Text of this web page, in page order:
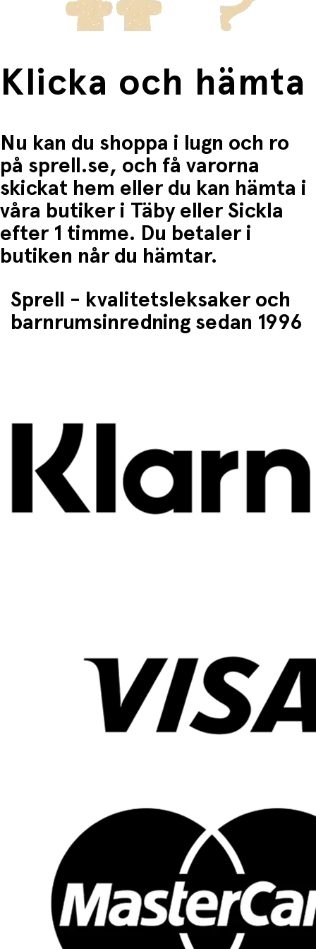
Klicka och hämta
Nu kan du shoppa i lugn och ro
på sprell.se, och få varorna
skickat hem eller du kan hämta i
våra butiker i Täby eller Sickla
efter 1 timme. Du betaler i
butiken når du hämtar.
Sprell - kvalitetsleksaker och
barnrumsinredning sedan 1996